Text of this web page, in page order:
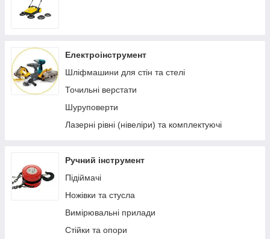
Електроінструмент
Шліфмашини для стін та стелі
Точильні верстати
Шуруповерти
Лазерні рівні (нівеліри) та комплектуючі
Ручний інструмент
Підіймачі
Ножівки та стусла
Вимірювальні прилади
Стійки та опори